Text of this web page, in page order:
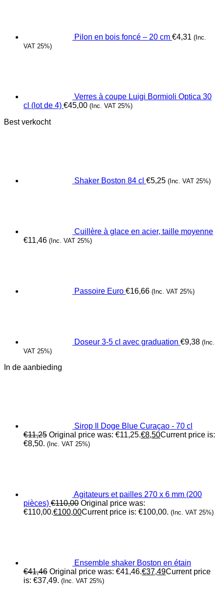
Pilon en bois foncé – 20 cm €4,31 (Inc.
VAT 25%)
Verres à coupe Luigi Bormioli Optica 30
cl (lot de 4) €45,00 (Inc. VAT 25%)
Best verkocht
Shaker Boston 84 cl €5,25 (Inc. VAT 25%)
Cuillère à glace en acier, taille moyenne
€11,46 (Inc. VAT 25%)
Passoire Euro €16,66 (Inc. VAT 25%)
Doseur 3-5 cl avec graduation €9,38 (Inc.
VAT 25%)
In de aanbieding
Sirop Il Doge Blue Curaçao - 70 cl
€11,25 Original price was: €11,25.€8,50Current price is:
€8,50. (Inc. VAT 25%)
Agitateurs et pailles 270 x 6 mm (200
pièces) €110,00 Original price was:
€110,00.€100,00Current price is: €100,00. (Inc. VAT 25%)
Ensemble shaker Boston en étain
€41,46 Original price was: €41,46.€37,49Current price
is: €37,49. (Inc. VAT 25%)